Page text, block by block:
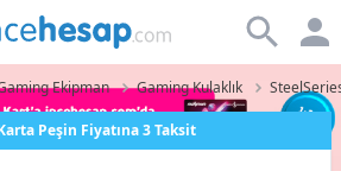
Ekipman Gaming Kulaklık
Peşin Fiyatına 3 Taksit